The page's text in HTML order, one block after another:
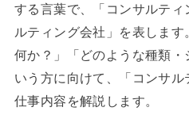
する言葉で、「コンサルテ
ルティング会社」を表しま
何か？」「どのような種類
いう方に向けて、「コンサル
仕事内容を解説します。